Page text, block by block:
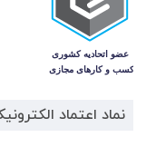
نماد اعتماد